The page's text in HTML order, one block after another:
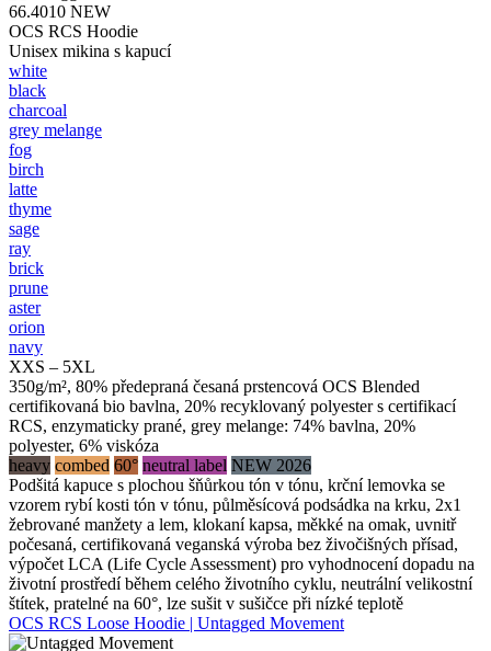
66.4010 NEW
OCS RCS Hoodie
Unisex mikina s kapucí
white
black
charcoal
grey melange
fog
birch
latte
thyme
sage
ray
brick
prune
aster
orion
navy
XXS – 5XL
350g/m², 80% předepraná česaná prstencová OCS Blended
certifikovaná bio bavlna, 20% recyklovaný polyester s certifikací
RCS, enzymaticky prané, grey melange: 74% bavlna, 20%
polyester, 6% viskóza
heavy combed 60° neutral label NEW 2026
Podšitá kapuce s plochou šňůrkou tón v tónu, krční lemovka se
vzorem rybí kosti tón v tónu, půlměsícová podsádka na krku, 2x1
žebrované manžety a lem, klokaní kapsa, měkké na omak, uvnitř
počesaná, certifikovaná veganská výroba bez živočišných přísad,
výpočet LCA (Life Cycle Assessment) pro vyhodnocení dopadu na
životní prostředí během celého životního cyklu, neutrální velikostní
štítek, pratelné na 60°, lze sušit v sušičce při nízké teplotě
OCS RCS Loose Hoodie | Untagged Movement